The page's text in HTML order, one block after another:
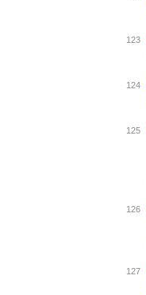
123
124
125
126
127